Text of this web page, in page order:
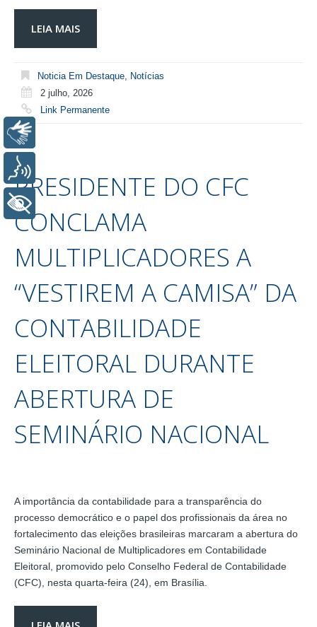
LEIA MAIS
Noticia Em Destaque Notícias
2 julho, 2026
Link Permanente
PRESIDENTE DO CFC
CONCLAMA
MULTIPLICADORES A
“VESTIREM A CAMISA” DA
CONTABILIDADE
ELEITORAL DURANTE
ABERTURA DE
SEMINÁRIO NACIONAL
A importância da contabilidade para a transparência do
processo democrático e o papel dos profissionais da área no
fortalecimento das eleições brasileiras marcaram a abertura do
Seminário Nacional de Multiplicadores em Contabilidade
Eleitoral, promovido pelo Conselho Federal de Contabilidade
(CFC), nesta quarta-feira (24), em Brasília.